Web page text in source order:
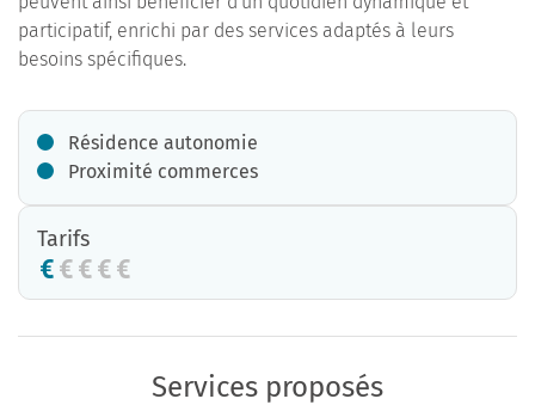
participatif, enrichi par des services adaptés à leurs
besoins spécifiques.
Résidence autonomie
Proximité commerces
Tarifs
Services proposés